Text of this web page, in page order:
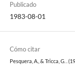
Publicado
1983-08-01
Cómo citar
Pesquera, A., & Tricca, G. .